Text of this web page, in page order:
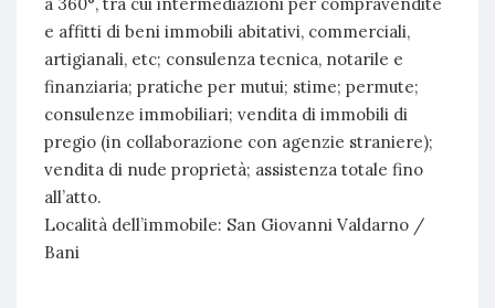
a 360°, tra cui intermediazioni per compravendite
e affitti di beni immobili abitativi, commerciali,
artigianali, etc; consulenza tecnica, notarile e
finanziaria; pratiche per mutui; stime; permute;
consulenze immobiliari; vendita di immobili di
pregio (in collaborazione con agenzie straniere);
vendita di nude proprietà; assistenza totale fino
all’atto.
Località dell’immobile: San Giovanni Valdarno /
Bani